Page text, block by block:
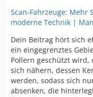
Scan-Fahrzeuge: Mehr
moderne Technik |
Dein Beitrag hört sich
ein eingegrenztes
Pollern geschützt wird,
sich nähern, dessen
werden, sodass sich
absenken, die